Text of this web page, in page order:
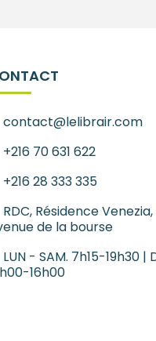
contact@lelibrair.com
+216 70 631 622
+216 28 333 335
RDC, Résidence Venezia,
de la bourse
LUN - SAM. 7h15-19h30 |
16h00